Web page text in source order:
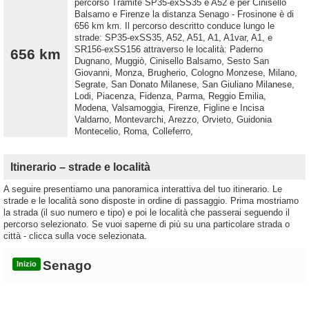
656 km
percorso Tramite SP35-exSS35 e A52 e per Cinisello
Balsamo e Firenze la distanza Senago - Frosinone è di
656 km km. Il percorso descritto conduce lungo le
strade: SP35-exSS35, A52, A51, A1, A1var, A1, e
SR156-exSS156 attraverso le località: Paderno
Dugnano, Muggiò, Cinisello Balsamo, Sesto San
Giovanni, Monza, Brugherio, Cologno Monzese, Milano,
Segrate, San Donato Milanese, San Giuliano Milanese,
Lodi, Piacenza, Fidenza, Parma, Reggio Emilia,
Modena, Valsamoggia, Firenze, Figline e Incisa
Valdarno, Montevarchi, Arezzo, Orvieto, Guidonia
Montecelio, Roma, Colleferro,
Itinerario – strade e località
A seguire presentiamo una panoramica interattiva del tuo itinerario. Le
strade e le località sono disposte in ordine di passaggio. Prima mostriamo
la strada (il suo numero e tipo) e poi le località che passerai seguendo il
percorso selezionato. Se vuoi saperne di più su una particolare strada o
città - clicca sulla voce selezionata.
Inizio Senago